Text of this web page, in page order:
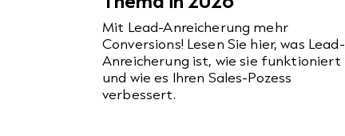
Mit Lead-Anreicherung mehr
Conversions! Lesen Sie hier, was Lead-
Anreicherung ist, wie sie funktioniert
und wie es Ihren Sales-Pozess
verbessert.